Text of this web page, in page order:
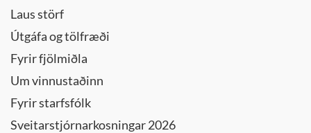
Laus störf
Útgáfa og tölfræði
Fyrir fjölmiðla
Um vinnustaðinn
Fyrir starfsfólk
Sveitarstjórnarkosningar 2026